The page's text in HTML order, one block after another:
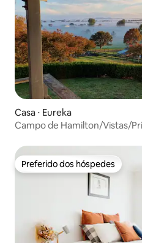
Casa ⋅ Eureka
Campo de Hamilton/Vistas/
Preferido dos hóspedes
Preferido dos hóspedes